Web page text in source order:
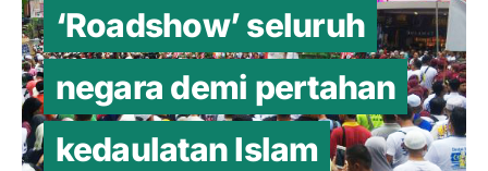
‘Roadshow’ seluruh
negara demi pertahan
kedaulatan Islam